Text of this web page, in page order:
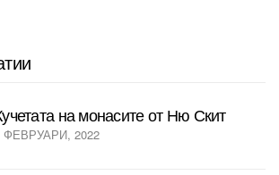
на монасите от Ню Скит
ФЕВРУАРИ, 2022